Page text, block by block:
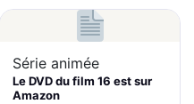
Série animée
Le DVD du film 16 est sur
Amazon